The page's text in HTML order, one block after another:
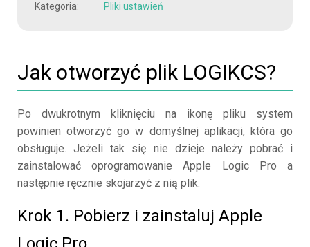
Kategoria: Pliki ustawień
Jak otworzyć plik LOGIKCS?
Po dwukrotnym kliknięciu na ikonę pliku system
powinien otworzyć go w domyślnej aplikacji, która go
obsługuje. Jeżeli tak się nie dzieje należy pobrać i
zainstalować oprogramowanie Apple Logic Pro a
następnie ręcznie skojarzyć z nią plik.
Krok 1. Pobierz i zainstaluj Apple